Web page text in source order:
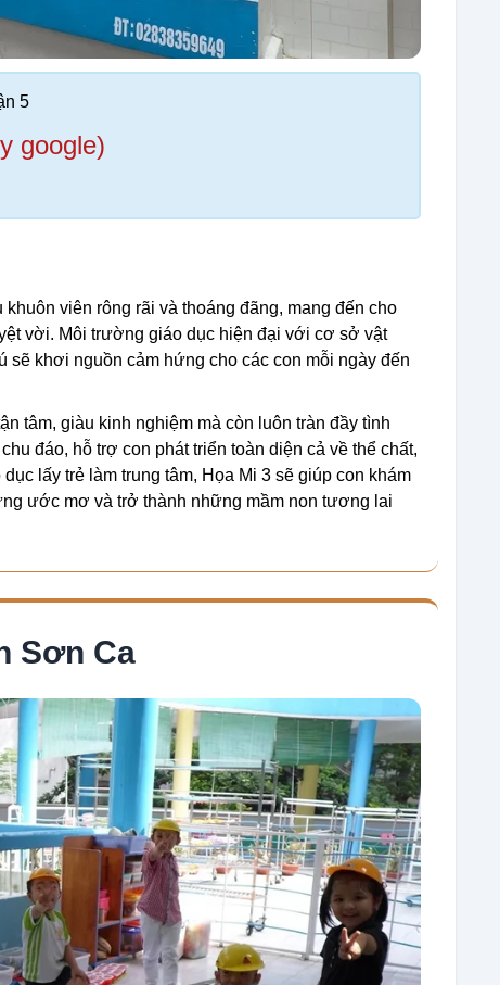
5
google)
viên rông rãi và thoáng đãng, mang đến cho
vời. Môi trường giáo dục hiện đại với cơ sở vật
sẽ khơi nguồn cảm hứng cho các con mỗi ngày đến
tâm, giàu kinh nghiệm mà còn luôn tràn đầy tình
đáo, hỗ trợ con phát triển toàn diện cả về thể chất,
lấy trẻ làm trung tâm, Họa Mi 3 sẽ giúp con khám
ước mơ và trở thành những mầm non tương lai
Sơn Ca